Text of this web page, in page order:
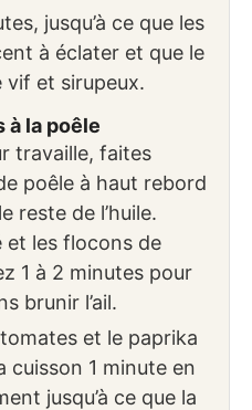
jusqu’à ce que les
à éclater et que le
vif et sirupeux.
à la poêle
travaille, faites
poêle à haut rebord
reste de l’huile.
et les flocons de
1 à 2 minutes pour
brunir l’ail.
et le paprika
cuisson 1 minute en
jusqu’à ce que la